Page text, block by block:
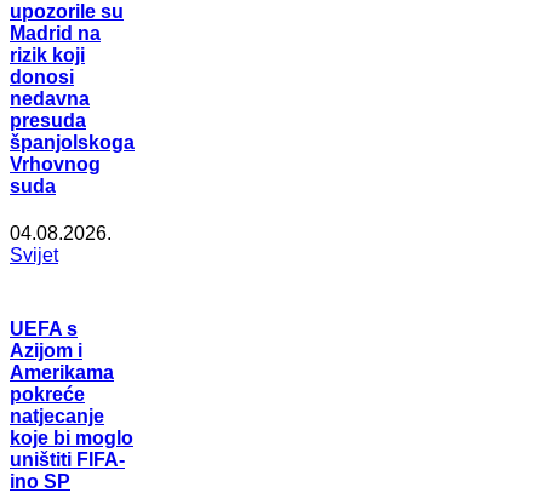
upozorile su
Madrid na
rizik koji
donosi
nedavna
presuda
španjolskoga
Vrhovnog
suda
04.08.2026.
Svijet
UEFA s
Azijom i
Amerikama
pokreće
natjecanje
koje bi moglo
uništiti FIFA-
ino SP